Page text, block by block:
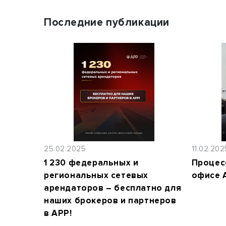
Последние публикации
25.02.2025
1 230 федеральных и
региональных сетевых
арендаторов – бесплатно для
наших брокеров и партнеров
в АРР!
офисе